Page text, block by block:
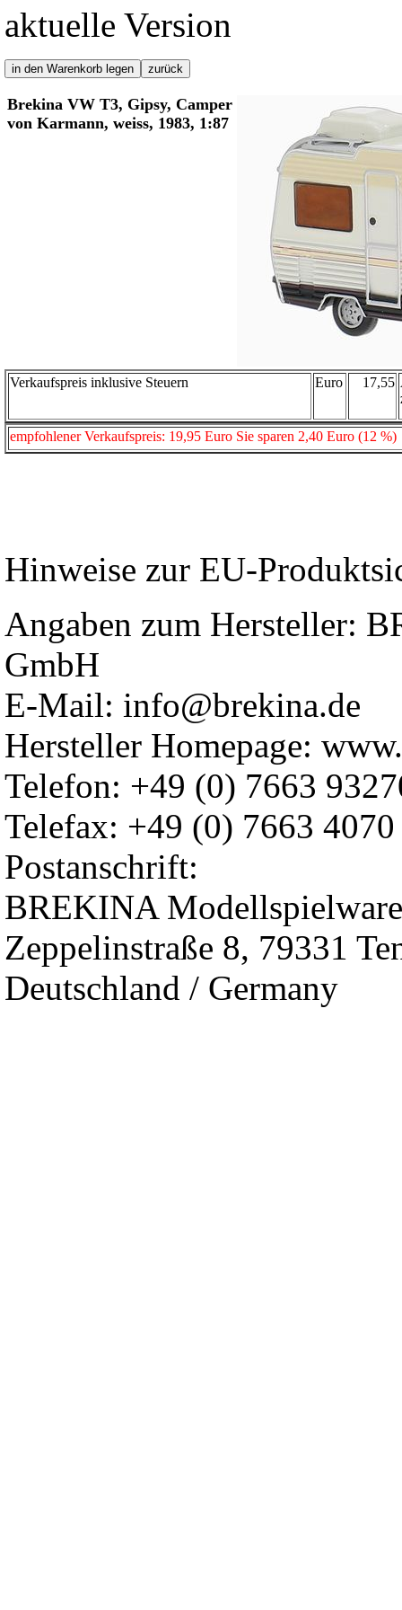
aktuelle Version
Brekina VW T3, Gipsy, Camper
von Karmann, weiss, 1983, 1:87
Verkaufspreis inklusive Steuern Euro 17,55
empfohlener Verkaufspreis: 19,95 Euro Sie sparen 2,40 Euro (12 %)
Hinweise zur EU-
Angaben zum Hersteller:
GmbH
E-Mail: info@brekina.de
Hersteller Homepage:
Telefon: +49 (0) 7663
Telefax: +49 (0) 7663 4070
Postanschrift:
BREKINA
Zeppelinstraße 8, 79331
Deutschland / Germany